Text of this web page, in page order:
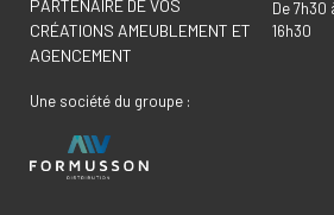
PARTENAIRE DE VOS
CRÉATIONS AMEUBLEMENT ET
AGENCEMENT
Une société du groupe :
De 7h30
16h30